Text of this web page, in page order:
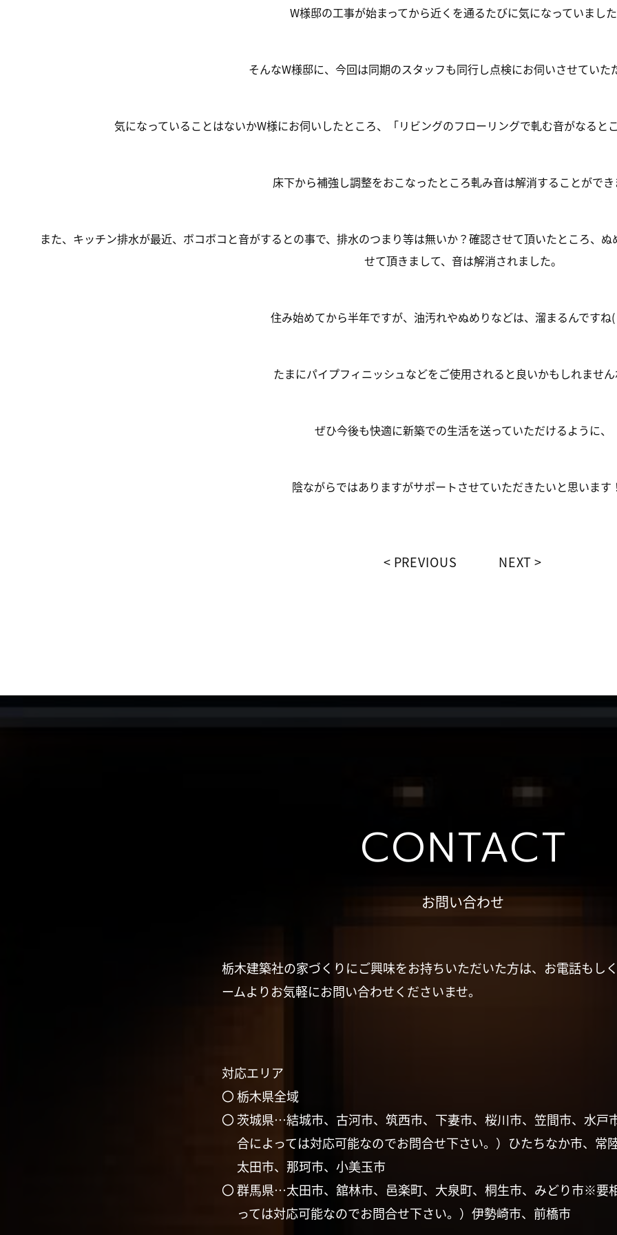
W様邸の工事が始まってから近くを通るたびに気になっていまし
そんなW様邸に、今回は同期のスタッフも同行し点検にお伺いさせていた
気になっていることはないかW様にお伺いしたところ、「リビングのフローリングで軋む音がなると
床下から補強し調整をおこなったところ軋み音は解消することができ
また、キッチン排水が最近、ボコボコと音がするとの事で、排水のつまり等は無いか？確認させて頂いたところ、
せて頂きまして、音は解消されました。
住み始めてから半年ですが、油汚れやぬめりなどは、溜まるんですね
たまにパイプフィニッシュなどをご使用されると良いかもしれませ
ぜひ今後も快適に新築での生活を送っていただけるように、
陰ながらではありますがサポートさせていただきたいと思います
PREVIOUS NEXT
CONTACT
お問い合わせ
栃木建築社の家づくりにご興味をお持ちいただいた方は、お電話もし
ームよりお気軽にお問い合わせくださいませ。
対応エリア
〇 栃木県全域
〇 茨城県…結城市、古河市、筑西市、下妻市、桜川市、笠間市、水
合によっては対応可能なのでお問合せ下さい。）ひたちなか市、常
太田市、那珂市、小美玉市
〇 群馬県…太田市、舘林市、邑楽町、大泉町、桐生市、みどり市※要
っては対応可能なのでお問合せ下さい。）伊勢崎市、前橋市